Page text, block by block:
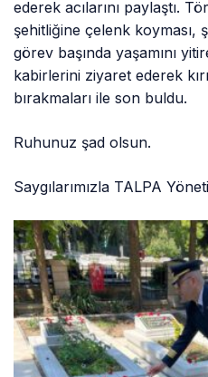
bırakmaları ile son buldu.
Ruhunuz şad olsun.
Saygılarımızla TALPA